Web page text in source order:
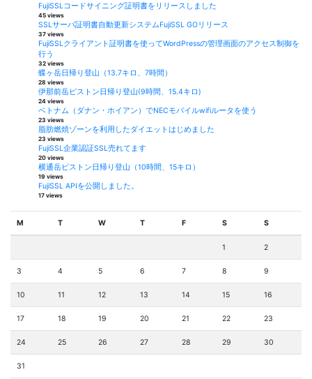
FujiSSLコードサイニング証明書をリリースしました
45 views
SSLサーバ証明書自動更新システムFujiSSL GOリリース
37 views
FujiSSLクライアント証明書を使ってWordPressの管理画面のアクセス制御を
行う
32 views
蝶ヶ岳日帰り登山（13.7キロ、7時間）
28 views
伊那前岳ピストン日帰り登山(9時間、15.4キロ)
24 views
ベトナム（ダナン・ホイアン）でNECモバイルwifiルータを使う
23 views
脂肪燃焼ゾーンを利用したダイエットはじめました
23 views
FujiSSL企業認証SSL売れてます
20 views
横通岳ピストン日帰り登山（10時間、15キロ）
19 views
FujiSSL APIを公開しました。
17 views
M T W T F S S
1 2
3 4 5 6 7 8 9
10 11 12 13 14 15 16
17 18 19 20 21 22 23
24 25 26 27 28 29 30
31